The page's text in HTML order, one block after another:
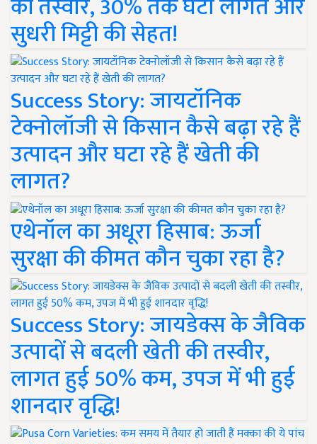
की तस्वीर, 30% तक घटी लागत और
सुधरी मिट्टी की सेहत!
Success Story: जायटॉनिक
टेक्नोलॉजी से किसान कैसे बढ़ा रहे हैं
उत्पादन और घटा रहे हैं खेती की
लागत?
एथेनॉल का अधूरा हिसाब: ऊर्जा
सुरक्षा की कीमत कौन चुका रहा है?
Success Story: जायडेक्स के जैविक
उत्पादों से बदली खेती की तस्वीर,
लागत हुई 50% कम, उपज में भी हुई
शानदार वृद्धि!